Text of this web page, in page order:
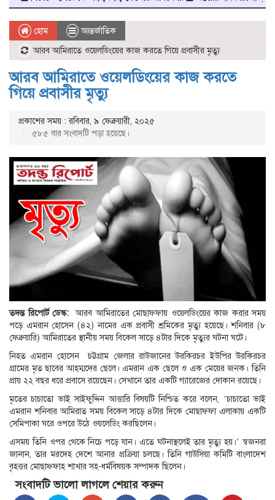
হোম
আন্তর্জাতিক
আরব আমিরাতে ওয়েলডিংয়ের কাজ করতে গিয়ে প্রবাসীর মৃত্যু
আরব আমিরাতে ওয়েলডিংয়ের কাজ করতে
গিয়ে প্রবাসীর মৃত্যু
প্রকাশের সময় : রবিবার, ৯ ফেব্রুয়ারী, ২০২৫
৫৮৫ বার সংবাদটি পড়া হয়েছে।
তদন্ত রিপোর্ট ডেস্ক:আরব আমিরাতের মোছাফফায় ওয়েলডিংয়ের কাজ করার সময়
পড়ে এমরান হোসেন (৪২) নামের এক প্রবাসী শ্রমিকের মৃত্যু হয়েছে। শনিবার (৮
ফেব্রুয়ারি) আমিরাতের স্থানীয় সময় বিকেল সাড়ে ৪টার দিকে মৃত্যুর ঘটনা ঘটে।
নিহত এমরান হোসেন চট্টগ্রাম জেলার রাউজানের উরকিরচর ইউপির উরকিরচর
গ্রামের মৃত ছাবের আহম্মদের ছেলে। এমরান এক ছেলে ও এক মেয়ের জনক। তিনি
প্রায় ২২ বছর ধরে প্রবাসে রয়েছেন। সেখানে তার একটি গ্যারেজের দোকান রয়েছে।
মৃতের চাচাতো ভাই সাইফুদ্দিন আত্তারি বিষয়টি নিশ্চিত করে বলেন, ‘চাচাতো ভাই
এমরান শনিবার আমিরাত সময় বিকেল সাড়ে ৪টার দিকে মোছাফফা এলাকায় একটি
সেমিপাকা ঘরে ওপরে উঠে ওয়লেডিং করছিলেন।
এসময় তিনি ওপর থেকে নিচে পড়ে যান। এতে ঘটনাস্থলেই তার মৃত্যু হয়।’ স্বজনরা
জানান, তার মরদেহ দেশে আনার প্রক্রিয়া চলছে। তিনি গাউসিয়া কমিটি বাংলাদেশ
বৃহত্তর মোছাফ্ফাহ শাখার সহ-ধর্মবিষয়ক সম্পাদক ছিলেন।
সংবাদটি ভালো লাগলে শেয়ার করুন